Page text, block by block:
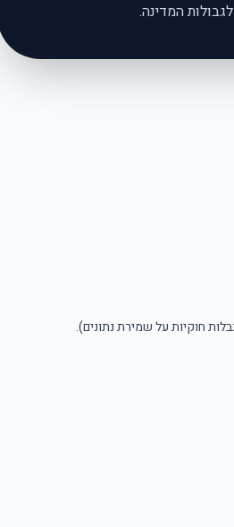
המדינה.
חוקיות על שמירת נתונים).